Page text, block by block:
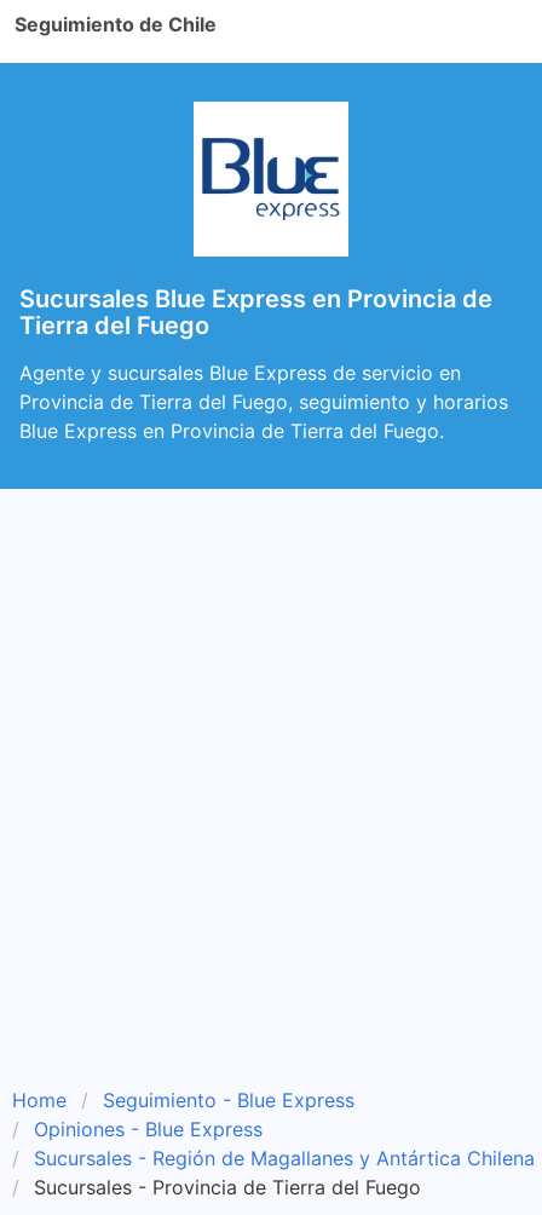
Seguimiento de Chile
Sucursales Blue Express en Provincia de
Tierra del Fuego
Agente y sucursales Blue Express de servicio en
Provincia de Tierra del Fuego, seguimiento y horarios
Blue Express en Provincia de Tierra del Fuego.
Home
Seguimiento - Blue Express
Opiniones - Blue Express
Sucursales - Región de Magallanes y Antártica Chilena
Sucursales - Provincia de Tierra del Fuego